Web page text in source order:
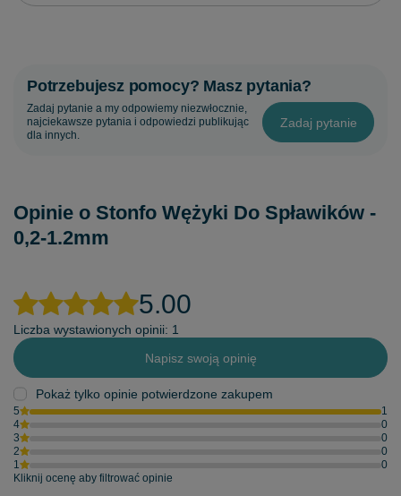
Potrzebujesz pomocy? Masz pytania?
Zadaj pytanie a my odpowiemy niezwłocznie,
najciekawsze pytania i odpowiedzi publikując
dla innych.
Zadaj pytanie
Opinie o Stonfo Wężyki Do Spławików -
0,2-1.2mm
5.00
Liczba wystawionych opinii: 1
Napisz swoją opinię
Pokaż tylko opinie potwierdzone zakupem
5
1
4
0
3
0
2
0
1
0
Kliknij ocenę aby filtrować opinie